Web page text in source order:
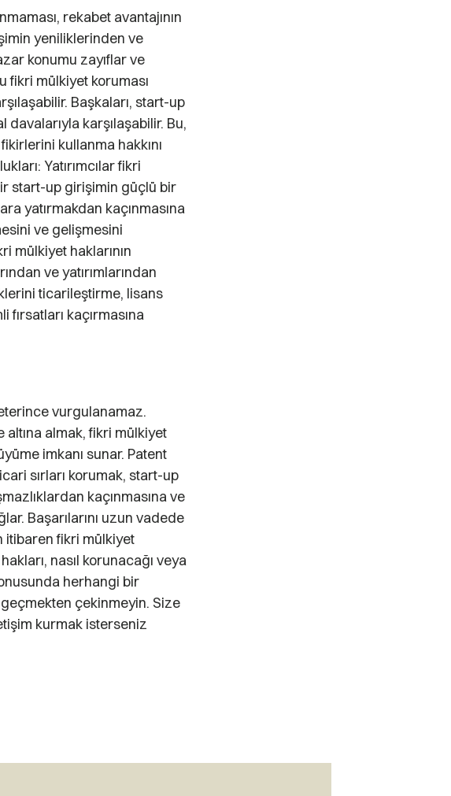
rekabet avantajının
yeniliklerinden ve
konumu zayıflar ve
fikri mülkiyet koruması
Başkaları, start-up
karşılaşabilir. Bu,
kullanma hakkını
Yatırımcılar fikri
start-up girişimin güçlü bir
yatırmakdan kaçınmasına
ve gelişmesini
mülkiyet haklarının
ve yatırımlarından
ticarileştirme, lisans
kaçırmasına
vurgulanamaz.
altına almak, fikri mülkiyet
imkanı sunar. Patent
sırları korumak, start-up
kaçınmasına ve
Başarılarını uzun vadede
itibaren fikri mülkiyet
nasıl korunacağı veya
herhangi bir
çekinmeyin. Size
kurmak isterseniz